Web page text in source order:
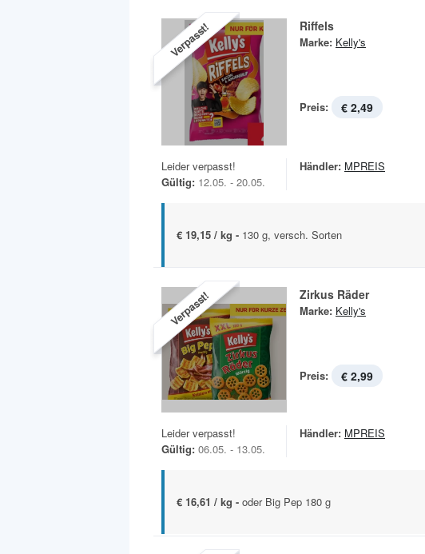
Verpasst! Riffels
Marke: Kelly's
Preis: € 2,49
Leider verpasst!
Gültig: 12.05. - 20.05.
Händler: MPREIS
€ 19,15 / kg - 130 g, versch. Sorten
Verpasst! Zirkus Räder
Marke: Kelly's
Preis: € 2,99
Leider verpasst!
Gültig: 06.05. - 13.05.
Händler: MPREIS
€ 16,61 / kg - oder Big Pep 180 g